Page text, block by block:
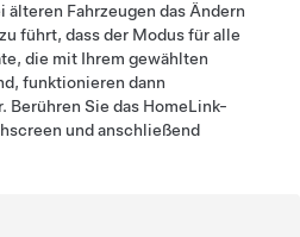
älteren Fahrzeugen das Ändern
führt, dass der Modus für alle
die mit Ihrem gewählten
funktionieren dann
Sie das HomeLink-
und anschließend